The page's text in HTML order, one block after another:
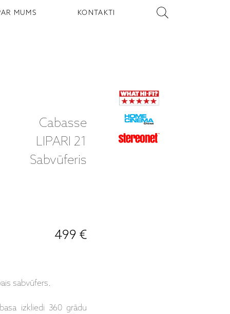
MUMS KONTAKTI
Cabasse
LIPARI 21
Sabvūferis
499 €
sabvūfers.
izkliedi 360 grādu